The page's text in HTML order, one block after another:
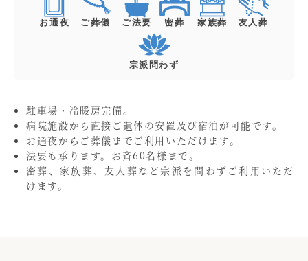
お通夜 ご葬儀 ご法要 密葬 家族葬 友人葬
宗派問わず
駐車場・冷暖房完備。
病院施設から直接ご遺体の安置及び宿泊が可能です。
お通夜からご葬儀までご利用いただけます。
法要も承ります。お斉60名様まで。
密葬、家族葬、友人葬など宗派を問わずご利用いただ
けます。